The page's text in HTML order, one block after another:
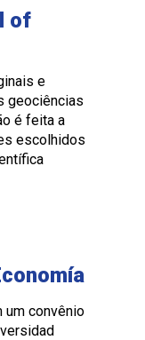
of
e
geociências
é feita a
escolhidos
um convênio